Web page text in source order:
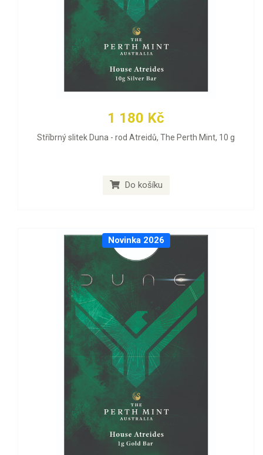
1 180 Kč
Stříbrný slitek Duna - rod Atreidů, The Perth Mint, 10 g
Do košíku
Novinka 2026